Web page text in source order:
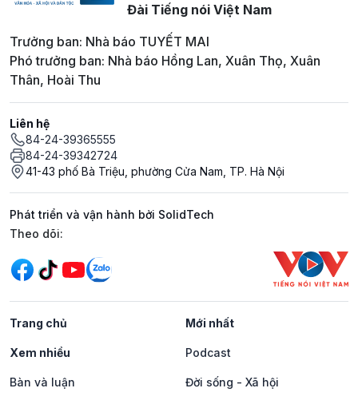
Đài Tiếng nói Việt Nam
Trưởng ban: Nhà báo TUYẾT MAI
Phó trưởng ban: Nhà báo Hồng Lan, Xuân Thọ, Xuân
Thân, Hoài Thu
Liên hệ
84-24-39365555
84-24-39342724
41-43 phố Bà Triệu, phường Cửa Nam, TP. Hà Nội
Phát triển và vận hành bởi SolidTech
Mạng xã hội
Theo dõi:
Trang chủ Mới nhất
Xem nhiều Podcast
Bàn và luận Đời sống - Xã hội